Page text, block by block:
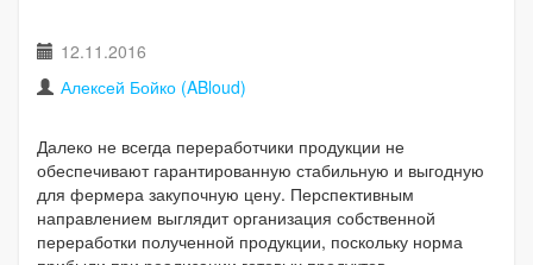
12.11.2016
Алексей Бойко (ABloud)
Далеко не всегда переработчики продукции не
обеспечивают гарантированную стабильную и выгодную
для фермера закупочную цену. Перспективным
направлением выглядит организация собственной
переработки полученной продукции, поскольку норма